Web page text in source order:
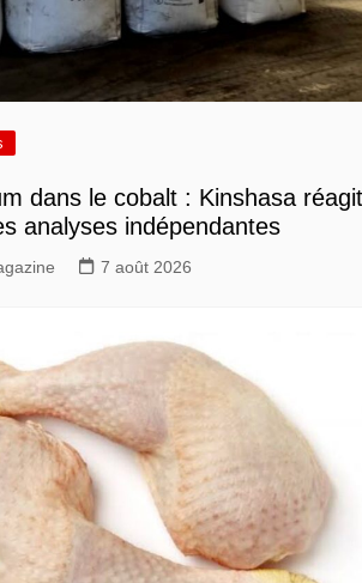
dans le cobalt : Kinshasa réagit
analyses indépendantes
7 août 2026